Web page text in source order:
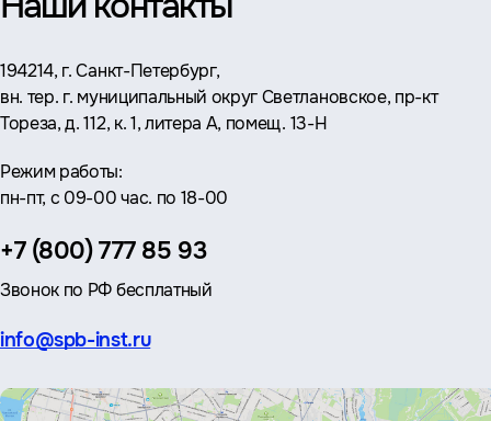
Адрес:
194214, г. Санкт-Петербург,
вн. тер. г. муниципальный округ Светлановское, пр-кт
Тореза, д. 112, к. 1, литера А, помещ. 13-Н
Режим работы:
пн-пт, с 09-00 час. по 18-00
Телефон:
+7 (800) 777 85 93
Звонок по РФ бесплатный
Эл.
info@spb-inst.ru